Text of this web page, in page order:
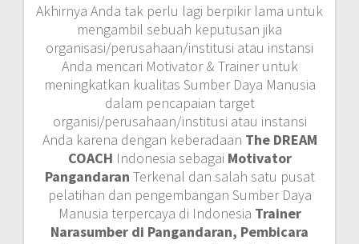
Akhirnya Anda tak perlu lagi berpikir lama untuk
mengambil sebuah keputusan jika
organisasi/perusahaan/institusi atau instansi
Anda mencari Motivator & Trainer untuk
meningkatkan kualitas Sumber Daya Manusia
dalam pencapaian target
organisi/perusahaan/institusi atau instansi
Anda karena dengan keberadaan The DREAM
COACH Indonesia sebagai Motivator
Pangandaran Terkenal dan salah satu pusat
pelatihan dan pengembangan Sumber Daya
Manusia terpercaya di Indonesia Trainer
Narasumber di Pangandaran, Pembicara